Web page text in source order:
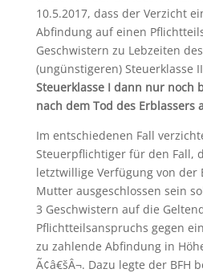
10.5.2017, dass der Verzicht
Abfindung auf einen
Geschwistern zu Lebzeiten
(ungünstigeren) Steuerklasse
Steuerklasse I dann nur noch
nach dem Tod des Erblassers
Im entschiedenen Fall
Steuerpflichtiger für den Fall,
letztwillige Verfügung von der
Mutter ausgeschlossen sein
3 Geschwistern auf die
Pflichtteilsanspruchs gegen
zu zahlende Abfindung in
Ã¢â€šÂ¬. Dazu legte der BFH